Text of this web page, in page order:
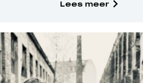
Lees meer